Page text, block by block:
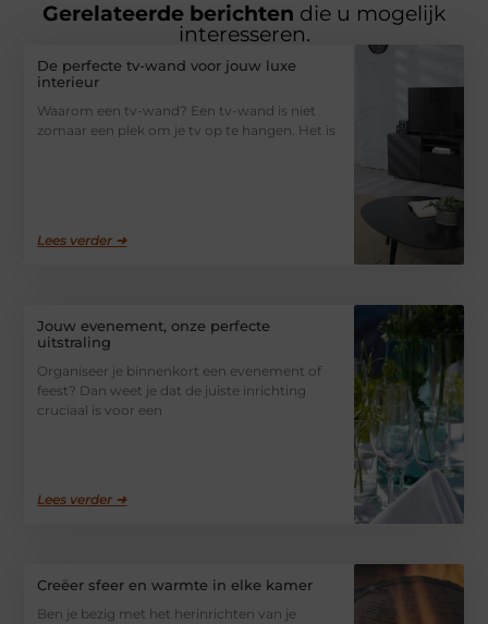
Gerelateerde berichten die u mogelijk
interesseren.
De perfecte tv-wand voor jouw luxe
interieur
Waarom een tv-wand? Een tv-wand is niet
zomaar een plek om je tv op te hangen. Het is
Lees verder ➜
Jouw evenement, onze perfecte
uitstraling
Organiseer je binnenkort een evenement of
feest? Dan weet je dat de juiste inrichting
cruciaal is voor een
Lees verder ➜
Creëer sfeer en warmte in elke kamer
Ben je bezig met het herinrichten van je